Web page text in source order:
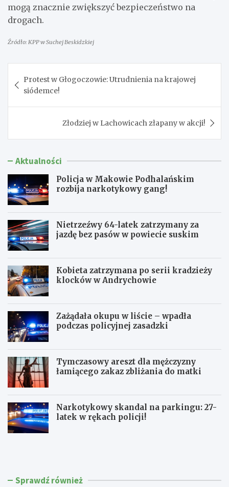
mogą znacznie zwiększyć bezpieczeństwo na
drogach.
Źródło: KPP w Suchej Beskidzkiej
wpisu
Protest w Głogoczowie: Utrudnienia na krajowej
siódemce!
Złodziej w Lachowicach złapany w akcji!
Aktualności
Policja w Makowie Podhalańskim
rozbija narkotykowy gang!
Nietrzeźwy 64-latek zatrzymany za
jazdę bez pasów w powiecie suskim
Kobieta zatrzymana po serii kradzieży
klocków w Andrychowie
Zażądała okupu w liście – wpadła
podczas policyjnej zasadzki
Tymczasowy areszt dla mężczyzny
łamiącego zakaz zbliżania do matki
Narkotykowy skandal na parkingu: 27-
latek w rękach policji!
P
j
N
z Sprawdź również